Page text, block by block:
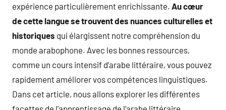
expérience particulièrement enrichissante. Au cœur
de cette langue se trouvent des nuances culturelles et
historiques qui élargissent notre compréhension du
monde arabophone. Avec les bonnes ressources,
comme un cours intensif d’arabe littéraire, vous pouvez
rapidement améliorer vos compétences linguistiques.
Dans cet article, nous allons explorer les différentes